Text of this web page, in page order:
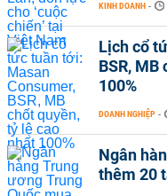
KINH DOANH -
Lịch cổ
BSR,
100%
DOANH NGHIỆP -
Ngân
thêm 20